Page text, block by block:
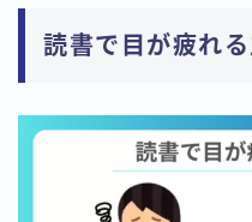
読書で目が疲れ